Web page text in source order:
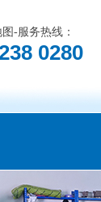
-服务热线：
0280